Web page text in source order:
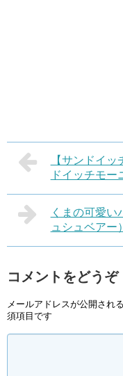
【サンドイ
ドイッチモー
くまの可愛い
ュシュベアー
コメントをどうぞ
メールアドレスが公開され
須項目です